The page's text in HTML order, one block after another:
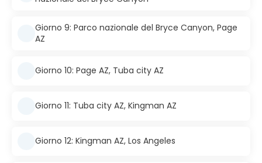
Giorno 9: Parco nazionale del Bryce Canyon, Page
AZ
Giorno 10: Page AZ, Tuba city AZ
Giorno 11: Tuba city AZ, Kingman AZ
Giorno 12: Kingman AZ, Los Angeles